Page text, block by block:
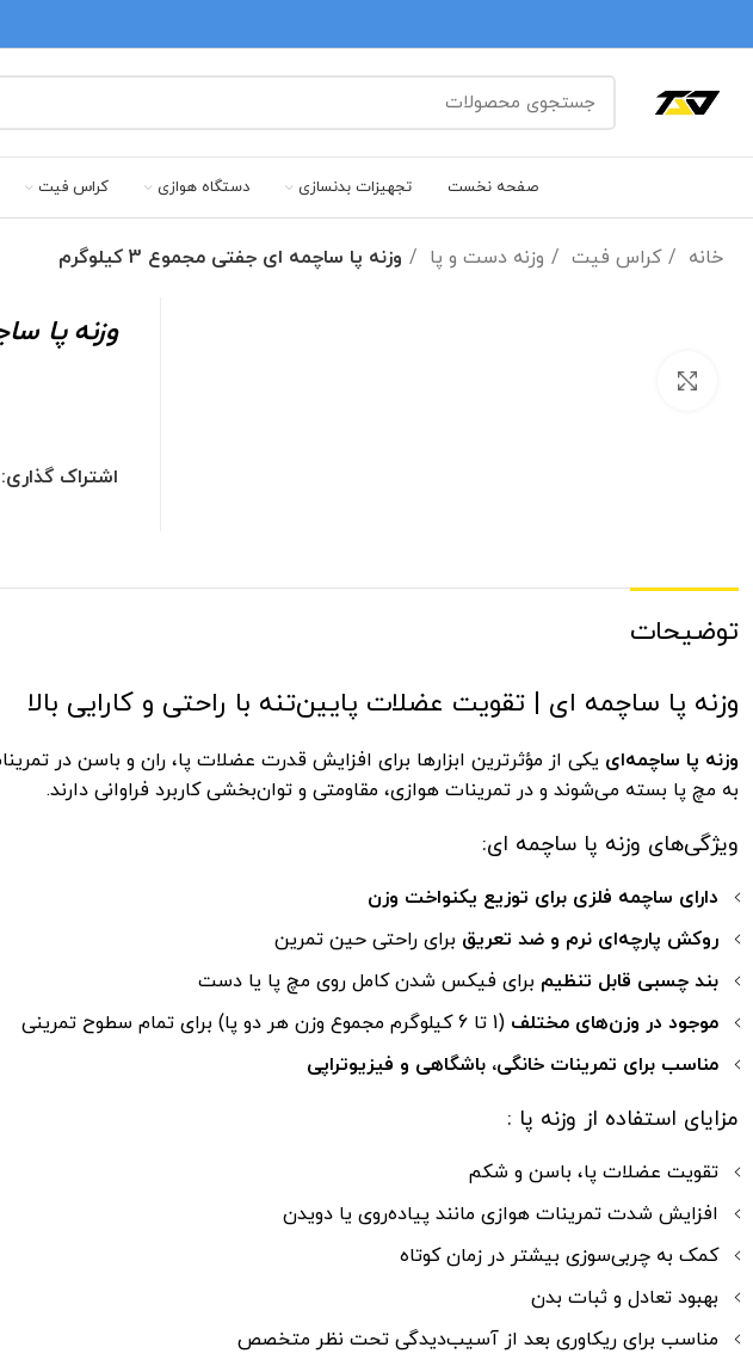
صفحه نخست تجهیزات بدنسازی دستگاه هوازی کراس فیت
خانه کراس فیت وزنه دست و پا وزنه پا ساچمه ای جفتی مجموع 3 کیلوگرم
وزنه پا
اشتراک گذاری:
توضیحات
وزنه پا ساچمه ای | تقویت عضلات پایین‌تنه با راحتی و کارایی بالا
وزنه پا ساچمه‌ای یکی از مؤثرترین ابزارها برای افزایش قدرت عضلات پا، ران و باسن در
به مچ پا بسته می‌شوند و در تمرینات هوازی، مقاومتی و توان‌بخشی کاربرد فراوانی دارند.
ویژگی‌های وزنه پا ساچمه ای:
دارای ساچمه فلزی برای توزیع یکنواخت وزن
روکش پارچه‌ای نرم و ضد تعریق برای راحتی حین تمرین
بند چسبی قابل تنظیم برای فیکس شدن کامل روی مچ پا یا دست
موجود در وزن‌های مختلف (1 تا 6 کیلوگرم مجموع وزن هر دو پا) برای تمام سطوح تمرینی
مناسب برای تمرینات خانگی، باشگاهی و فیزیوتراپی
مزایای استفاده از وزنه پا :
تقویت عضلات پا، باسن و شکم
افزایش شدت تمرینات هوازی مانند پیاده‌روی یا دویدن
کمک به چربی‌سوزی بیشتر در زمان کوتاه
بهبود تعادل و ثبات بدن
مناسب برای ریکاوری بعد از آسیب‌دیدگی تحت نظر متخصص